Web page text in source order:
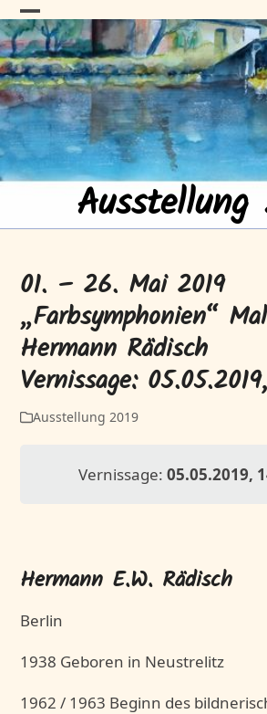
Skip
to
content
Neustrelitz
Open
mobile
menu
Close
mobile
menu
Ausstellung
01. – 26. Mai 2019
„Farbsymphonien“
Hermann Rädisch
Vernissage:
Ausstellung 2019
Vernissage: 05.05.2019,
Hermann E.W. Rädisch
Berlin
1938 Geboren in Neustrelitz
1962 / 1963 Beginn des